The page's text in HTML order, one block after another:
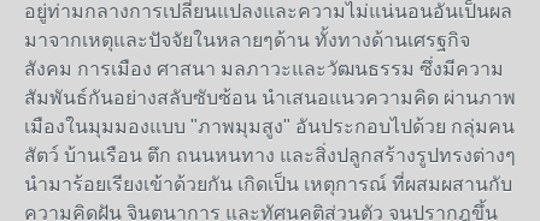
อยู่ท่ามกลางการเปลี่ยนแปลงและความไม่แน่นอนอันเป็นผล
มาจากเหตุและปัจจัยในหลายๆด้าน ทั้งทางด้านเศรฐกิจ
สังคม การเมือง ศาสนา มลภาวะและวัฒนธรรม ซึ่งมีความ
สัมพันธ์กันอย่างสลับซับซ้อน นำเสนอแนวความคิด ผ่านภาพ
เมืองในมุมมองแบบ "ภาพมุมสูง" อันประกอบไปด้วย กลุ่มคน
สัตว์ บ้านเรือน ตึก ถนนหนทาง และสิ่งปลูกสร้างรูปทรงต่างๆ
นำมาร้อยเรียงเข้าด้วยกัน เกิดเป็น เหตุการณ์ ที่ผสมผสานกับ
ความคิดฝัน จินตนาการ และทัศนคติส่วนตัว จนปรากฎขึ้น